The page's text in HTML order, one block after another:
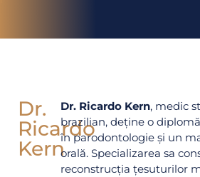
Dr.
Ricardo
Kern
Dr. Ricardo Kern, medic
brazilian, deține o
în parodontologie și un
orală. Specializarea sa
reconstrucția țesuturilor